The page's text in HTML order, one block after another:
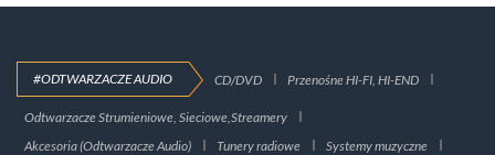
#ODTWARZACZE AUDIO CD/DVD Przenośne HI-FI, HI-END
Odtwarzacze Strumieniowe, Sieciowe,Streamery
Akcesoria (Odtwarzacze Audio)
Tunery radiowe
Systemy muzyczne